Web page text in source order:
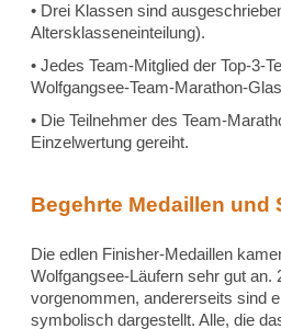
• Drei Klassen sind
Altersklasseneinteilung).
• Jedes Team-Mitglied der Top-3-
Wolfgangsee-Team-Marathon-
• Die Teilnehmer des Team-
Einzelwertung gereiht.
Begehrte Medaillen und
Die edlen Finisher-Medaillen
Wolfgangsee-Läufern sehr gut an.
vorgenommen, andererseits sind
symbolisch dargestellt. Alle, die